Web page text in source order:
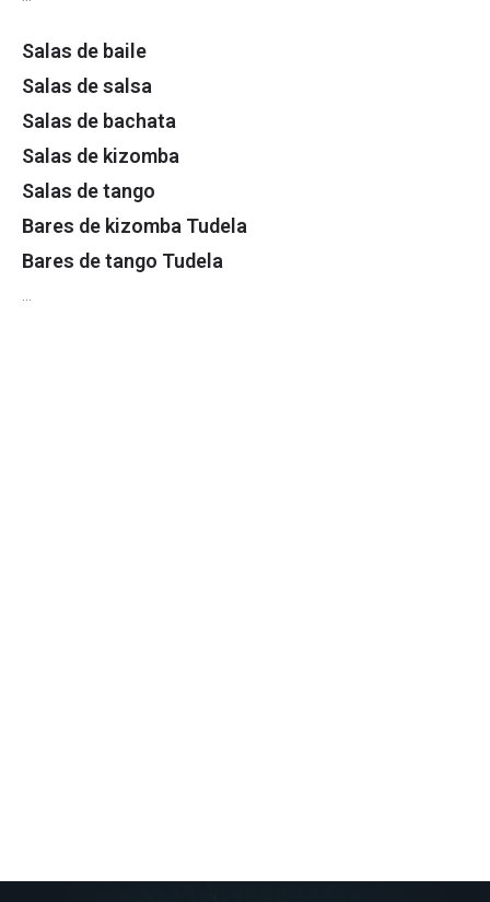
Salas de baile
Salas de salsa
Salas de bachata
Salas de kizomba
Salas de tango
Bares de kizomba Tudela
Bares de tango Tudela